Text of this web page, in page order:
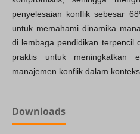
penyelesaian konflik sebesar
untuk memahami dinamika
di lembaga pendidikan terpencil
praktis untuk meningkatkan
manajemen konflik dalam
Downloads